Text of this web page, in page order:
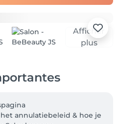
Afficher
plus
annulatiebeleid & hoe je